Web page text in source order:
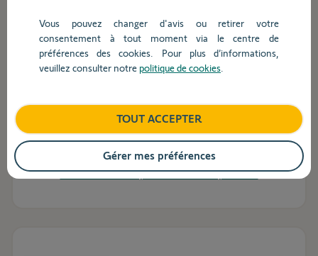
1184110
Sunea 60 io 100/12 (câble 3 m
blanc)
Connectez-vous pour afficher vos prix nets
Vous pouvez changer d'avis ou retirer votre
consentement à tout moment via le centre de
préférences des cookies. Pour plus d’informations,
veuillez consulter notre politique de cookies
TOUT ACCEPTER
Gérer mes préférences